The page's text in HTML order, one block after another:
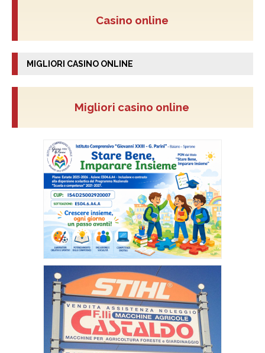
Casino online
MIGLIORI CASINO ONLINE
Migliori casino online